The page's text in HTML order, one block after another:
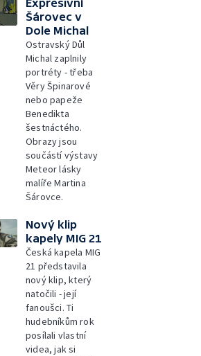
Expresivní
Šárovec v
Dole Michal
Ostravský Důl
Michal zaplnily
portréty - třeba
Věry Špinarové
nebo papeže
Benedikta
šestnáctého.
Obrazy jsou
součástí výstavy
Meteor lásky
malíře Martina
Šárovce.
Nový klip
kapely MIG 21
Česká kapela MIG
21 představila
nový klip, který
natočili - její
fanoušci. Ti
hudebníkům rok
posílali vlastní
videa, jak si